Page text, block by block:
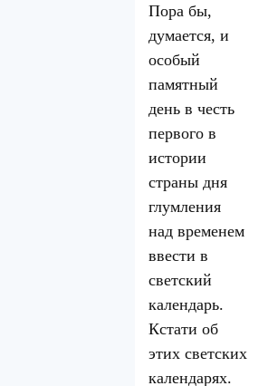
Пора бы,
думается, и
особый
памятный
день в честь
первого в
истории
страны дня
глумления
над временем
ввести в
светский
календарь.
Кстати об
этих светских
календарях.